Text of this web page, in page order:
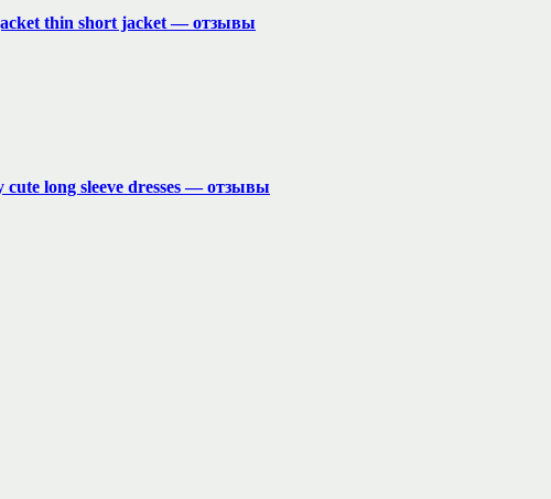
jacket thin short jacket — отзывы
long sleeve dresses — отзывы